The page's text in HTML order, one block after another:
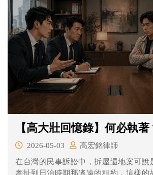
【高大壯回憶錄】何必執著
2026-05-03
高宏銘律師
在台灣的民事訴訟中，拆屋還地案可說
牽扯到日治時期那遙遠的租約，這樣的